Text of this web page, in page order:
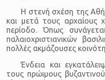
Η στενή σχέση της
και μετά τους αρχαίους
περίοδο. Όπως
παλαιοχριστιανικών
πολλές ακμάζουσες
Ένδεια και
τους πρώιμους